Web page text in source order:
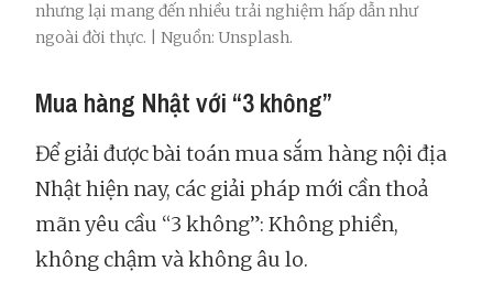
nhưng lại mang đến nhiều trải nghiệm hấp dẫn như
ngoài đời thực. | Nguồn: Unsplash.
Mua hàng Nhật với “3 không”
Để giải được bài toán mua sắm hàng nội địa
Nhật hiện nay, các giải pháp mới cần thoả
mãn yêu cầu “3 không”: Không phiền,
không chậm và không âu lo.